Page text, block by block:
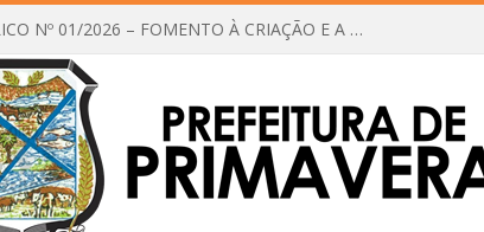
CHAMAMENTO PÚBLICO Nº 01/2026 – FOMENTO À CRIAÇÃO E A CIRCULAÇÃO DE PRODUÇÕES CULTURAIS – Aldir Blanc